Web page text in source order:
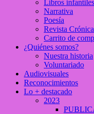
Libros infantiles
Narrativa
Poesía
Revista
Carrito de
¿Quiénes somos?
Nuestra historia
Voluntariado
Audiovisuales
Reconocimientos
Lo + destacado
2023